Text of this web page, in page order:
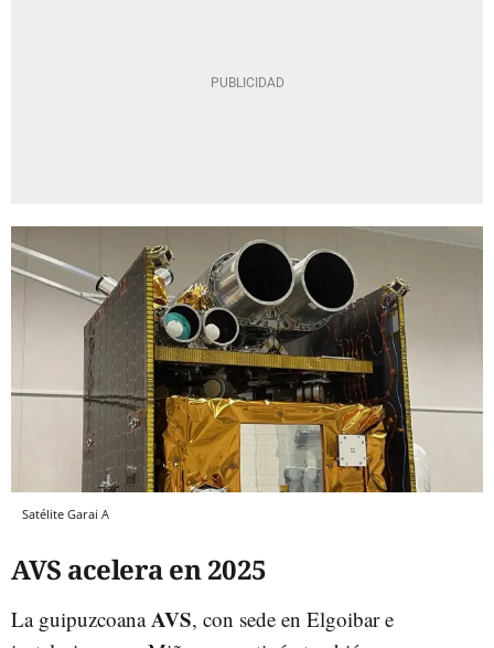
Satélite Garai A
AVS acelera en 2025
La guipuzcoanaAVS, con sede en Elgoibar e